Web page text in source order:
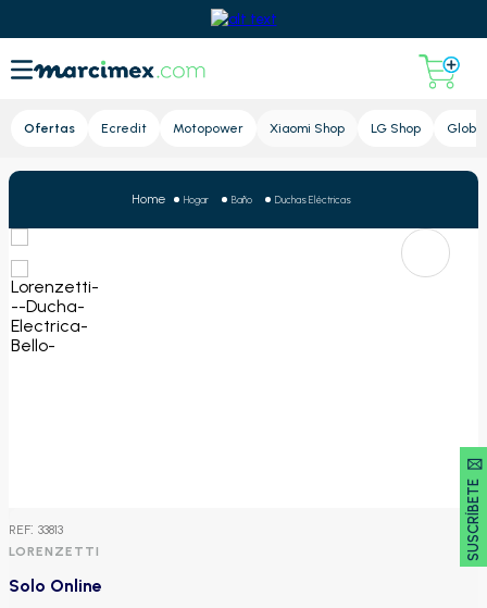
Ofertas Ecredit Motopower Xiaomi Shop LG Shop Global
SUSCRÍBETE 🖂
Hogar Baño Duchas Eléctricas
: 33813
LORENZETTI
Solo Online